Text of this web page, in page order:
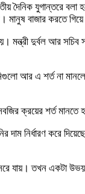
যুগান্তরে বলা
মানুষ বাজার করতে
মন্ত্রী দুর্বল আর
আর এ শর্ত না
ক্রয়ের শর্ত মানতে
নির্ধারণ করে
যায়। তখন একটা